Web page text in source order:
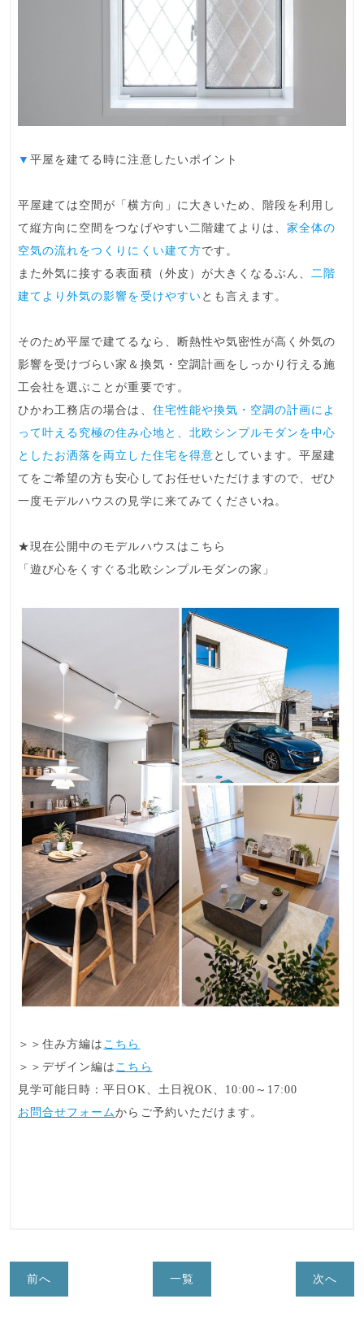
▼平屋を建てる時に注意したいポイント
平屋建ては空間が「横方向」に大きいため、階段を利用し
て縦方向に空間をつなげやすい二階建てよりは、家全体の
空気の流れをつくりにくい建て方です。
また外気に接する表面積（外皮）が大きくなるぶん、
二階
建てより外気の影響を受けやすい とも言えます。
そのため平屋で建てるなら、 断熱性や気密性が高く外気の
影響を受けづらい家＆換気・空調計画をしっかり行える施
工会社を選ぶことが重要です。
ひかわ工務店の場合は、 住宅性能や換気・空調の計画によ
って叶える究極の住み心地と、北欧シンプルモダンを中心
としたお洒落を両立した住宅を得意 としています。平屋建
てをご希望の方も安心してお任せいただけますので、ぜひ
一度モデルハウスの見学に来てみてくださいね。
★現在公開中のモデルハウスはこちら
「遊び心をくすぐる北欧シンプルモダンの家」
＞＞住み方編は こちら
＞＞デザイン編は こちら
見学可能日時：平日OK、土日祝OK、10:00～17:00
お問合せフォームからご予約いただけます。
前へ 一覧 次へ